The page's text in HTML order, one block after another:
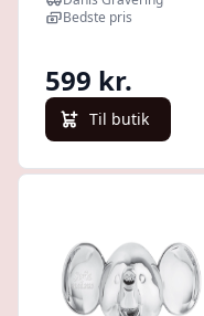
Bedste pris
599 kr.
Til butik